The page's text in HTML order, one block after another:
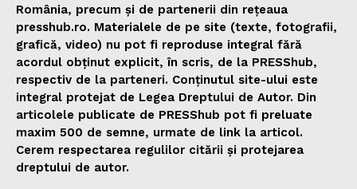
România, precum și de partenerii din rețeaua
presshub.ro. Materialele de pe site (texte, fotografii,
grafică, video) nu pot fi reproduse integral fără
acordul obținut explicit, în scris, de la PRESShub,
respectiv de la parteneri. Conținutul site-ului este
integral protejat de Legea Dreptului de Autor. Din
articolele publicate de PRESShub pot fi preluate
maxim 500 de semne, urmate de link la articol.
Cerem respectarea regulilor citării și protejarea
dreptului de autor.